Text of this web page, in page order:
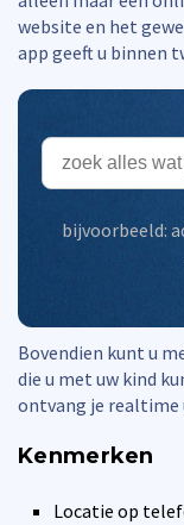
website en het
app geeft u binnen
bijvoorbeeld:
Bovendien kunt u
die u met uw kind
ontvang je realtime
Kenmerken
Locatie op